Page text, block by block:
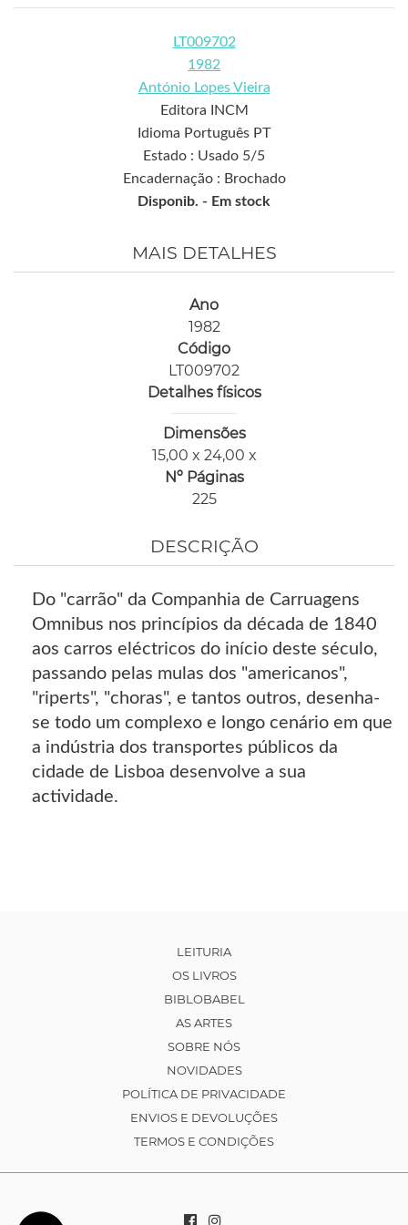
LT009702
1982
António Lopes Vieira
Editora INCM
Idioma Português PT
Estado : Usado 5/5
Encadernação : Brochado
Disponib. - Em stock
MAIS DETALHES
Ano
1982
Código
LT009702
Detalhes físicos
Dimensões
15,00 x 24,00 x
Nº Páginas
225
DESCRIÇÃO
Do "carrão" da Companhia de Carruagens
Omnibus nos princípios da década de 1840
aos carros eléctricos do início deste século,
passando pelas mulas dos "americanos",
"riperts", "choras", e tantos outros, desenha-
se todo um complexo e longo cenário em que
a indústria dos transportes públicos da
cidade de Lisboa desenvolve a sua
actividade.
LEITURIA
OS LIVROS
BIBLOBABEL
AS ARTES
SOBRE NÓS
NOVIDADES
POLÍTICA DE PRIVACIDADE
ENVIOS E DEVOLUÇÕES
TERMOS E CONDIÇÕES